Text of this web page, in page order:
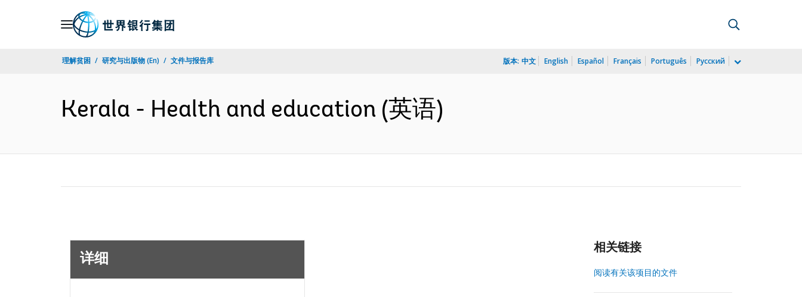
理解贫困 研究与出版物 (En) 文件与报告库 版本: 中文 English Español Français Português Русский
Kerala - Health and education (英语)
详细
相关链接
阅读有关该项目的文件